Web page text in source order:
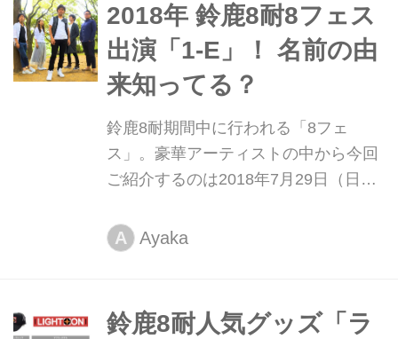
2018年 鈴鹿8耐8フェス
出演「1-E」！ 名前の由
来知ってる？
鈴鹿8耐期間中に行われる「8フェ
ス」。豪華アーティストの中から今回
ご紹介するのは2018年7月29日（日）
A Ayaka
鈴鹿8耐人気グッズ「ラ